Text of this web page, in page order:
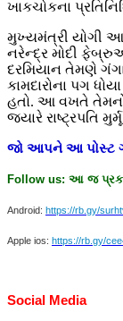
ખાકચોકના
મુખ્યમંત્રી યોગી
નરેન્દ્ર મોદી
દરમિયાન તેમણે
કામદારોના પગ
હતો. આ વખતે તેમનો
જ્યારે રાષ્ટ્રપતિ
જો આપને આ પોસ્ટ
Follow us: આ જ
Android: https://rb.gy/
Apple ios: https://rb.gy/
Social Media